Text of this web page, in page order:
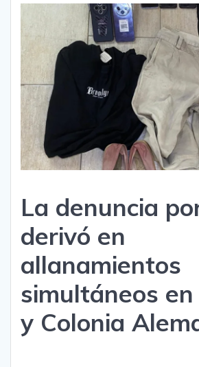
La denuncia
derivó en
allanamientos
simultáneos
y Colonia